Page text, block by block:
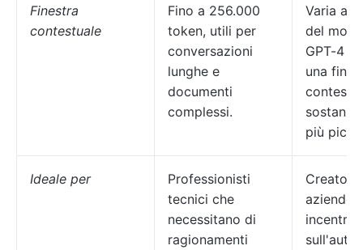
Finestra
contestuale
Fino a 256.000
token, utili per
conversazioni
lunghe e
documenti
complessi.
Varia a
del
GPT-4
una
contesto
più
Ideale per
Professionisti
tecnici che
necessitano di
ragionamenti
Creatori,
aziende,
incentrati